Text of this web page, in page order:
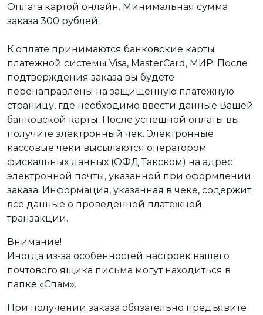
Оплата картой онлайн. Минимальная сумма
заказа 300 рублей.
К оплате принимаются банковские карты
платежной системы Visa, MasterCard, МИР. После
подтверждения заказа вы будете
перенаправлены на защищенную платежную
страницу, где необходимо ввести данные Вашей
банковской карты. После успешной оплаты вы
получите электронный чек. Электронные
кассовые чеки высылаются оператором
фискальных данных (ОФД Такском) на адрес
электронной почты, указанной при оформлении
заказа. Информация, указанная в чеке, содержит
все данные о проведенной платежной
транзакции.
Внимание!
Иногда из-за особенностей настроек вашего
почтового ящика письма могут находиться в
папке «Спам».
При получении заказа обязательно предъявите